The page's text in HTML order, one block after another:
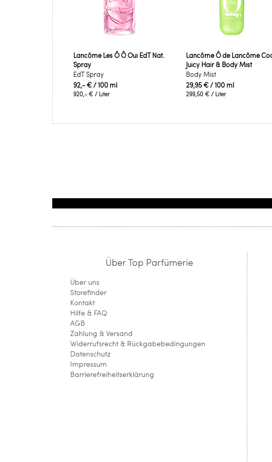
Lancôme Les Ô Ô Oui EdT Nat.
Spray
EdT Spray
92,- €/ 100 ml
920,- € / Liter
Lancôme Ô de Lancôme
Juicy Hair & Body Mist
Body Mist
29,95 €/ 100 ml
299,50 €/ Liter
Über Top Parfümerie
Über uns
Storefinder
Kontakt
Hilfe & FAQ
AGB
Zahlung & Versand
Widerrufsrecht & Rückgabebedingungen
Datenschutz
Impressum
Barrierefreiheitserklärung